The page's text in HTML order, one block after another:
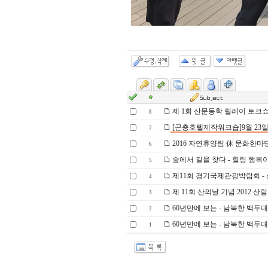
8 제 1회 산문동학 릴레이 토크
7 [곤충호텔제작워크숍]9월 23
6 2016 자연휴양림 休 문화한마
5 숲에서 길을 찾다 - 힐링 행복
4 제11회 경기국제관광박람회 -
3 제 11회 산의날 기념 2012 산
2 60년만에 보는 - 남북한 백두
1 60년만에 보는 - 남북한 백두